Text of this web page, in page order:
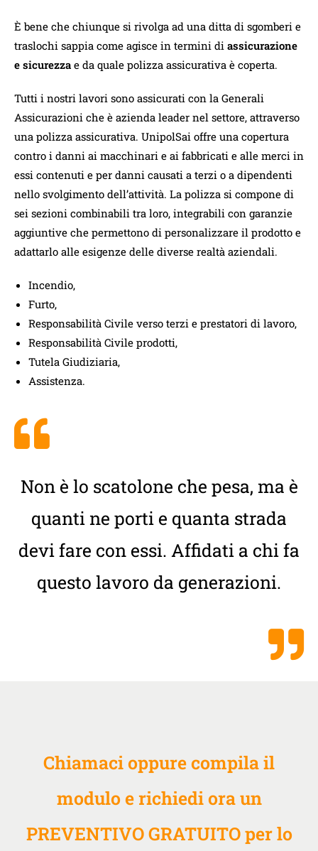
È bene che chiunque si rivolga ad una ditta di sgomberi e
traslochi sappia come agisce in termini di assicurazione
e sicurezza e da quale polizza assicurativa è coperta.
Tutti i nostri lavori sono assicurati con la Generali
Assicurazioni che è azienda leader nel settore, attraverso
una polizza assicurativa. UnipolSai offre una copertura
contro i danni ai macchinari e ai fabbricati e alle merci in
essi contenuti e per danni causati a terzi o a dipendenti
nello svolgimento dell’attività. La polizza si compone di
sei sezioni combinabili tra loro, integrabili con garanzie
aggiuntive che permettono di personalizzare il prodotto e
adattarlo alle esigenze delle diverse realtà aziendali.
Incendio,
Furto,
Responsabilità Civile verso terzi e prestatori di lavoro,
Responsabilità Civile prodotti,
Tutela Giudiziaria,
Assistenza.
Non è lo scatolone che pesa, ma è
quanti ne porti e quanta strada
devi fare con essi. Affidati a chi fa
questo lavoro da generazioni.
Chiamaci oppure compila il
modulo e richiedi ora un
PREVENTIVO GRATUITO per lo